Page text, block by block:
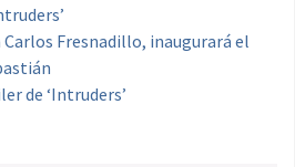
Carlos Fresnadillo, inaugurará el
de ‘Intruders’